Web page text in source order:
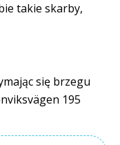
takie skarby,
się brzegu
195